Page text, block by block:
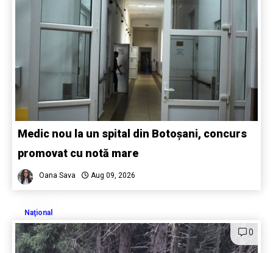
Medic nou la un spital din Botoșani, concurs
promovat cu notă mare
Oana Sava Aug 09, 2026
Naţional
0